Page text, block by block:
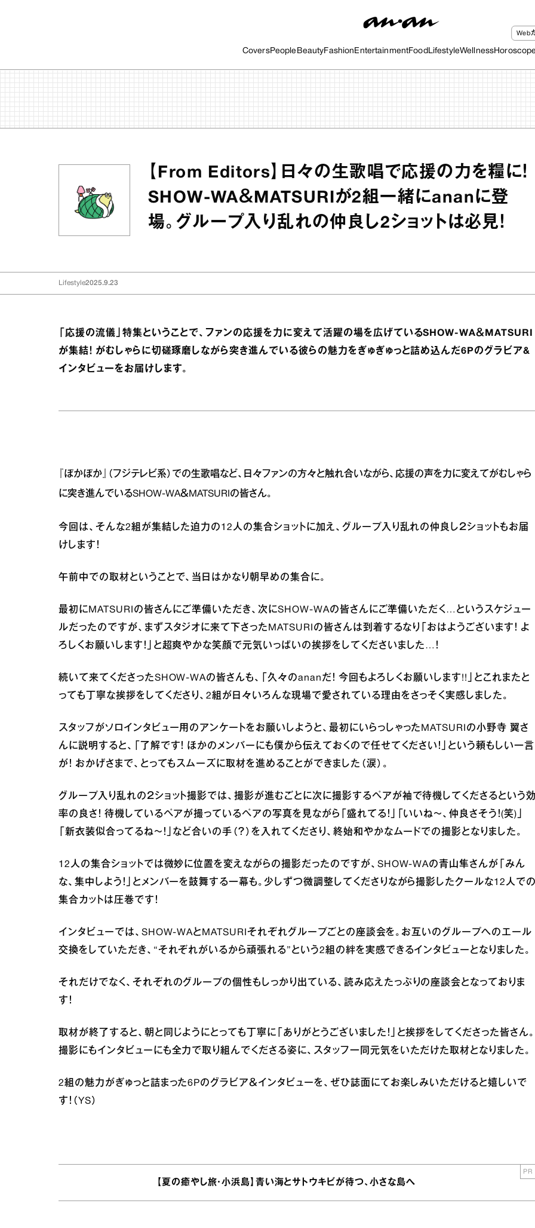
CoversPeople BeautyFashion EntertainmentFood LifestyleWellness
Web
【From Editors】日々の生歌唱で応援の力を糧に！
SHOW-WA＆MATSURIが2組一緒にananに登
場。グループ入り乱れの仲良し2ショットは必見！
Lifestyle2025.9.23
「応援の流儀」特集ということで、ファンの応援を力に変えて活躍の場を広げているSHOW-WA＆MATSURI
が集結！ がむしゃらに切磋琢磨しながら突き進んでいる彼らの魅力をぎゅぎゅっと詰め込んだ6Pのグラビア&
インタビューをお届けします。
『ぽかぽか』（フジテレビ系）での生歌唱など、日々ファンの方々と触れ合いながら、応援の声を力に変えてがむしゃら
に突き進んでいるSHOW-WA＆MATSURIの皆さん。
今回は、そんな2組が集結した迫力の12人の集合ショットに加え、グループ入り乱れの仲良し２ショットもお届
けします！
午前中での取材ということで、当日はかなり朝早めの集合に。
最初にMATSURIの皆さんにご準備いただき、次にSHOW-WAの皆さんにご準備いただく…というスケジュー
ルだったのですが、まずスタジオに来て下さったMATSURIの皆さんは到着するなり「おはようございます！ よ
ろしくお願いします！」と超爽やかな笑顔で元気いっぱいの挨拶をしてくださいました…！
続いて来てくださったSHOW-WAの皆さんも、「久々のananだ！ 今回もよろしくお願いします!!」とこれまたと
っても丁寧な挨拶をしてくださり、2組が日々いろんな現場で愛されている理由をさっそく実感しました。
スタッフがソロインタビュー用のアンケートをお願いしようと、最初にいらっしゃったMATSURIの小野寺 翼さ
んに説明すると、「了解です！ ほかのメンバーにも僕から伝えておくので任せてください！」という頼もしい一言
が！ おかげさまで、とってもスムーズに取材を進めることができました（涙）。
グループ入り乱れの２ショット撮影では、撮影が進むごとに次に撮影するペアが袖で待機してくださるという
率の良さ！ 待機しているペアが撮っているペアの写真を見ながら「盛れてる！」「いいね～、仲良さそう！(笑)」
「新衣装似合ってるね～！」など合いの手（？）を入れてくださり、終始和やかなムードでの撮影となりました。
12人の集合ショットでは微妙に位置を変えながらの撮影だったのですが、SHOW-WAの青山隼さんが「みん
な、集中しよう！」とメンバーを鼓舞する一幕も。少しずつ微調整してくださりながら撮影したクールな12人で
集合カットは圧巻です！
インタビューでは、SHOW-WAとMATSURIそれぞれグループごとの座談会を。お互いのグループへのエール
交換をしていただき、“それぞれがいるから頑張れる”という2組の絆を実感できるインタビューとなりました。
それだけでなく、それぞれのグループの個性もしっかり出ている、読み応えたっぷりの座談会となっておりま
す！
取材が終了すると、朝と同じようにとっても丁寧に「ありがとうございました！」と挨拶をしてくださった皆さん。
撮影にもインタビューにも全力で取り組んでくださる姿に、スタッフ一同元気をいただけた取材となりました。
2組の魅力がぎゅっと詰まった6Pのグラビア＆インタビューを、ぜひ誌面にてお楽しみいただけると嬉しいで
す！（YS）
【夏の癒やし旅・小浜島】青い海とサトウキビが待つ、小さな島へ
PR